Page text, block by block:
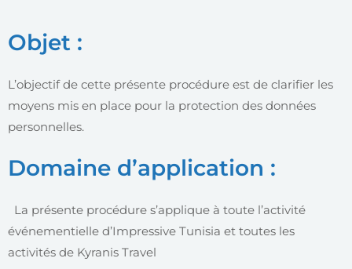
Objet :
L’objectif de cette présente procédure est de clarifier les
moyens mis en place pour la protection des données
personnelles.
Domaine d’application :
La présente procédure s’applique à toute l’activité
événementielle d’Impressive Tunisia et toutes les
activités de Kyranis Travel